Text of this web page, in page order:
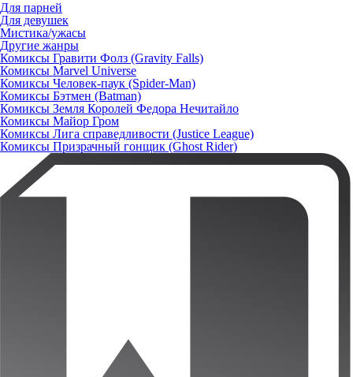
Для парней
Для девушек
Мистика/ужасы
Другие жанры
Комиксы Гравити Фолз (Gravity Falls)
Комиксы Marvel Universe
Комиксы Человек-паук (Spider-Man)
Комиксы Бэтмен (Batman)
Комиксы Земля Королей Федора Нечитайло
Комиксы Майор Гром
Комиксы Лига справедливости (Justice League)
Комиксы Призрачный гонщик (Ghost Rider)